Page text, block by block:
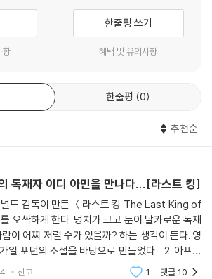
항
한줄평 쓰기
혜택 및 유의사항
한줄평 0
추천순
독재자 이디 아민을 만나다...[라스트 킹]
드 감독이 만든 ＜라스트 킹 The Last King of
오싹하게 한다. 덩치가 크고 눈이 날카로운 독재
이 어찌 저럴 수가 있을까? 하는 생각이 든다. 영
포던의 소설을 바탕으로 만들었다. 2. 아프리
래쯤에 있는 나라 우간다, 영국의 다스림을 받다
신고 1 댓글10